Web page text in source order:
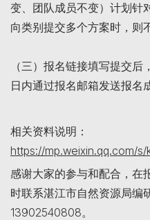
变、团队成员不变）计划针
向类别提交多个方案时，则
（三）报名链接填写提交
日内通过报名邮箱发送报名
相关资料说明：
https://mp.weixin.qq.com/s/
感谢大家的参与和配合，在
时联系湛江市自然资源局编
13902540808。